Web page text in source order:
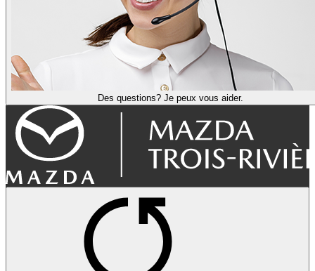
Des questions? Je peux vous aider.